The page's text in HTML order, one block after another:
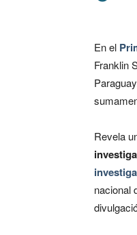
En el
Franklin
Revela
nacional